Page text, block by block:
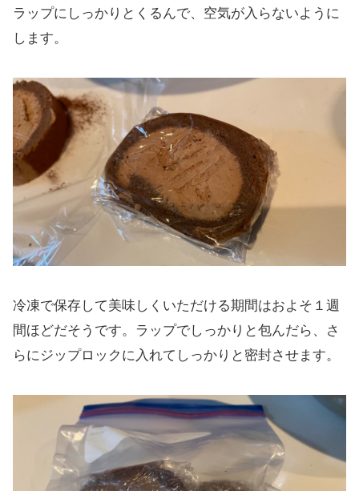
ラップにしっかりとくるんで、空気が入らないように
します。
冷凍で保存して美味しくいただける期間はおよそ１週
間ほどだそうです。ラップでしっかりと包んだら、さ
らにジップロックに入れてしっかりと密封させます。